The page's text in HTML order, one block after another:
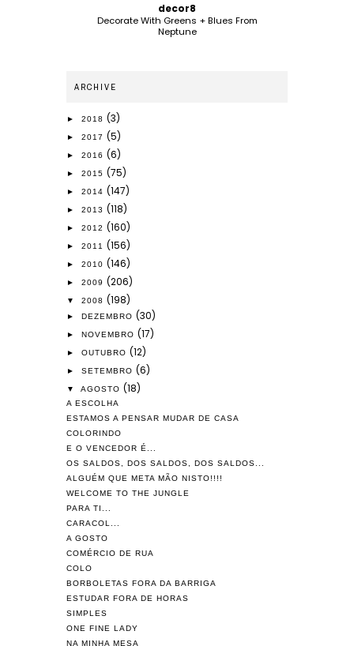
decor8
Decorate With Greens + Blues From
Neptune
ARCHIVE
► 2018 (3)
► 2017 (5)
► 2016 (6)
► 2015 (75)
► 2014 (147)
► 2013 (118)
► 2012 (160)
► 2011 (156)
► 2010 (146)
► 2009 (206)
▼ 2008 (198)
► DEZEMBRO (30)
► NOVEMBRO (17)
► OUTUBRO (12)
► SETEMBRO (6)
▼ AGOSTO (18)
A ESCOLHA
ESTAMOS A PENSAR MUDAR DE CASA
COLORINDO
E O VENCEDOR É...
OS SALDOS, DOS SALDOS, DOS SALDOS...
ALGUÉM QUE META MÃO NISTO!!!!
WELCOME TO THE JUNGLE
PARA TI...
CARACOL...
A GOSTO
COMÉRCIO DE RUA
COLO
BORBOLETAS FORA DA BARRIGA
ESTUDAR FORA DE HORAS
SIMPLES
ONE FINE LADY
NA MINHA MESA